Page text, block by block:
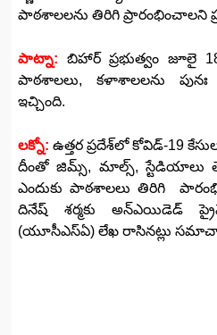
పాఠశాలలను తిరిగి ప్రారంభించాలని
పాట్నా: బిహార్‌ ప్రభుత్వం జూలై
పాఠశాలలు, కళాశాలలను
ఇచ్చింది.
లక్నో:ఉత్తర ప్రదేశ్‌లో కోవిడ్‌-19
దీంతో జిమ్స్, మాల్స్‌, స్టేడియాలు
ఎందుకు పాఠశాలలు తిరిగి
దినేష్ శర్మకు అన్‌ఎయిడెడ్
(యూసీఎస్‌ఏ) లేఖ రాసినట్లు